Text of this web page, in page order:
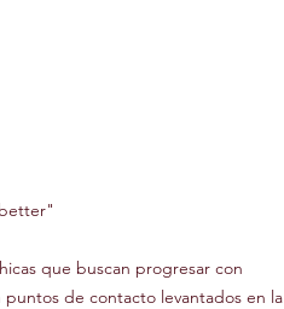
que buscan progresar con
de contacto levantados en la